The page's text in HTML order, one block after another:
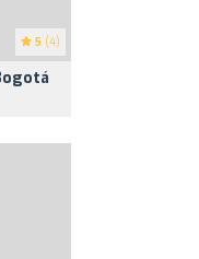
5 (4)